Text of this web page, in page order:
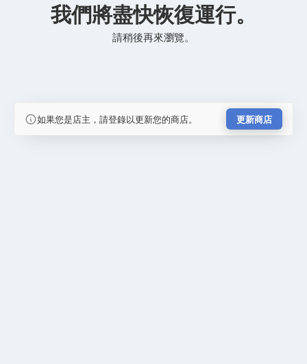
我們將盡快恢復運行。
請稍後再來瀏覽。
如果您是店主，請登錄以更新您的商店。 更新商店